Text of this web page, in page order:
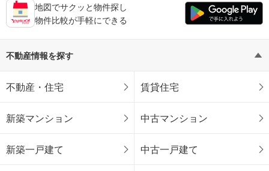
地図でサクッと物件探し
物件比較が手軽にできる
不動産情報を探す
不動産・住宅 賃貸住宅
新築マンション 中古マンション
新築一戸建て 中古一戸建て